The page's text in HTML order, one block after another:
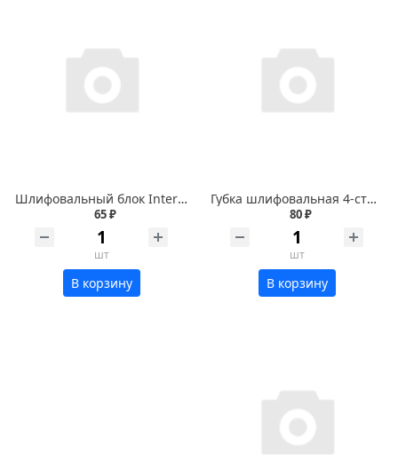
Шлифовальный блок Interflex 98х69х25мм 4-х сторонний Р100
65 ₽
шт
В корзину
Губка шлифовальная 4-сторонняя Р150 БИБЕР
80 ₽
шт
В корзину